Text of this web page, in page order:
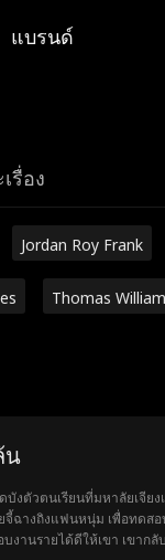
แบรนด์
รื่อง
Jordan Roy Frank
Thomas
น
งตัวตนเรียนที่มหาลัยเจียงเ
ฉางถิงแฟนหนุ่ม เพื่อทดส
านรายได้ดีให้เขา เขากลั